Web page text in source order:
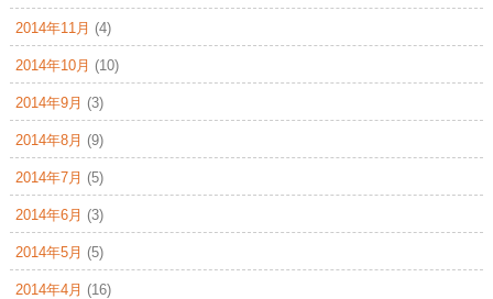
2014年11月 (4)
2014年10月 (10)
2014年9月 (3)
2014年8月 (9)
2014年7月 (5)
2014年6月 (3)
2014年5月 (5)
2014年4月 (16)